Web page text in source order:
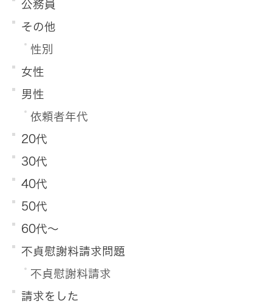
公務員
その他
性別
女性
男性
依頼者年代
20代
30代
40代
50代
60代～
不貞慰謝料請求問題
不貞慰謝料請求
請求をした